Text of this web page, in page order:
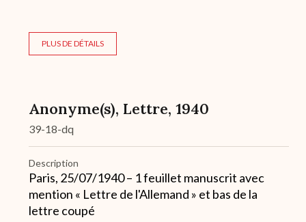
PLUS DE DÉTAILS
Anonyme(s), Lettre, 1940
39-18-dq
Description
Paris, 25/07/1940 – 1 feuillet manuscrit avec
mention « Lettre de l'Allemand » et bas de la
lettre coupé